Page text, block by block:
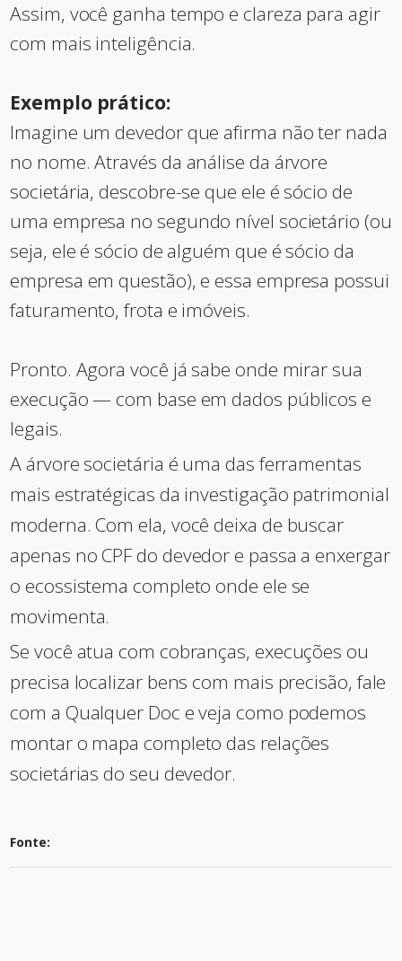
Assim, você ganha tempo e clareza para agir
com mais inteligência.
Exemplo prático:
Imagine um devedor que afirma não ter nada
no nome. Através da análise da árvore
societária, descobre-se que ele é sócio de
uma empresa no segundo nível societário (ou
seja, ele é sócio de alguém que é sócio da
empresa em questão), e essa empresa possui
faturamento, frota e imóveis.
Pronto. Agora você já sabe onde mirar sua
execução — com base em dados públicos e
legais.
A árvore societária é uma das ferramentas
mais estratégicas da investigação patrimonial
moderna. Com ela, você deixa de buscar
apenas no CPF do devedor e passa a enxergar
o ecossistema completo onde ele se
movimenta.
Se você atua com cobranças, execuções ou
precisa localizar bens com mais precisão, fale
com a Qualquer Doc e veja como podemos
montar o mapa completo das relações
societárias do seu devedor.
Fonte: